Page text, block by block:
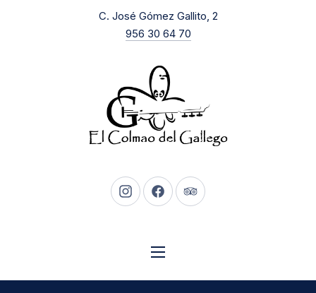
C. José Gómez Gallito, 2New Window
956 30 64 70
New Window
New WindowNew Window
NAVIGATION